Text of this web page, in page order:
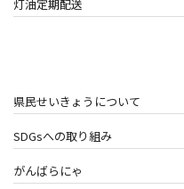
灯油定期配送
県民せいきょうについて
SDGsへの取り組み
がんばらにゃ